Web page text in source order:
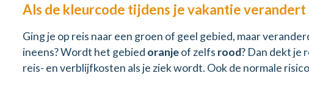
Als de kleurcode tijdens je vakantie verandert
Ging je op reis naar een groen of geel gebied, maar
ineens? Wordt het gebied oranjeof zelfs rood? Dan dekt je
reis- en verblijfkosten als je ziek wordt. Ook de normale